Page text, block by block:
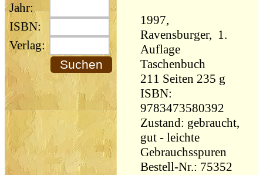
Jahr:
ISBN:
Verlag:
1997,
Ravensburger, 1.
Auflage
Taschenbuch
211 Seiten 235 g
ISBN:
9783473580392
Zustand: gebraucht,
gut - leichte
Gebrauchsspuren
Bestell-Nr.: 75352